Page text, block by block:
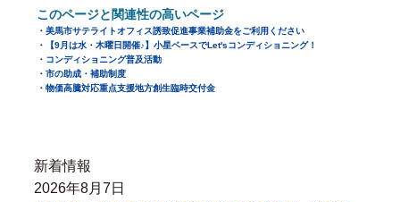
このページと 関連性の高いページ
美馬市サテライトオフィス誘致促進事業補助金をご利用ください
【9月は水・木曜日開催♪】小星ベースでLet'sコンディショニング！
コンディショニング普及活動
市の助成・補助制度
物価高騰対応重点支援地方創生臨時交付金
新着情報
2026年8月7日